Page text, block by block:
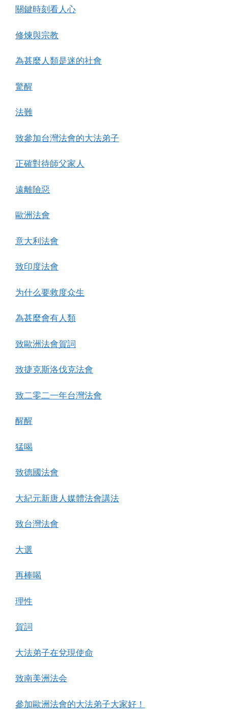
關鍵時刻看人心
修煉與宗教
為甚麼人類是迷的社會
驚醒
法難
致參加台灣法會的大法弟子
正確對待師父家人
遠離險惡
歐洲法會
意大利法會
致印度法會
为什么要救度众生
為甚麼會有人類
致歐洲法會賀詞
致捷克斯洛伐克法會
致二零二一年台灣法會
醒醒
猛喝
致德國法會
大紀元新唐人媒體法會講法
致台灣法會
大選
再棒喝
理性
賀詞
大法弟子在兌現使命
致南美洲法会
參加歐洲法會的大法弟子大家好！